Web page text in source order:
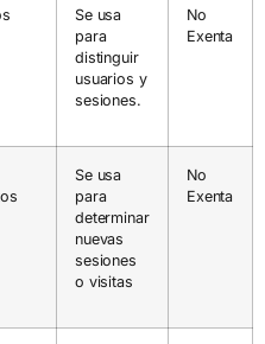
Se usa
para
distinguir
usuarios y
sesiones.
No
Exenta
Se usa
para
determinar
nuevas
sesiones
o visitas
No
Exenta